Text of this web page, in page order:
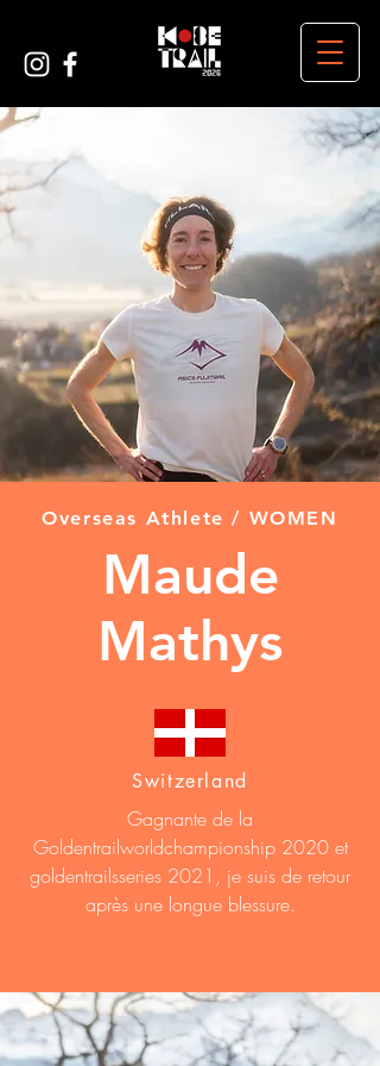
Overseas Athlete / WOMEN
Maude
Mathys
Switzerland
Gagnante de la
Goldentrailworldchampionship 2020 et
goldentrailsseries 2021, je suis de retour
après une longue blessure.